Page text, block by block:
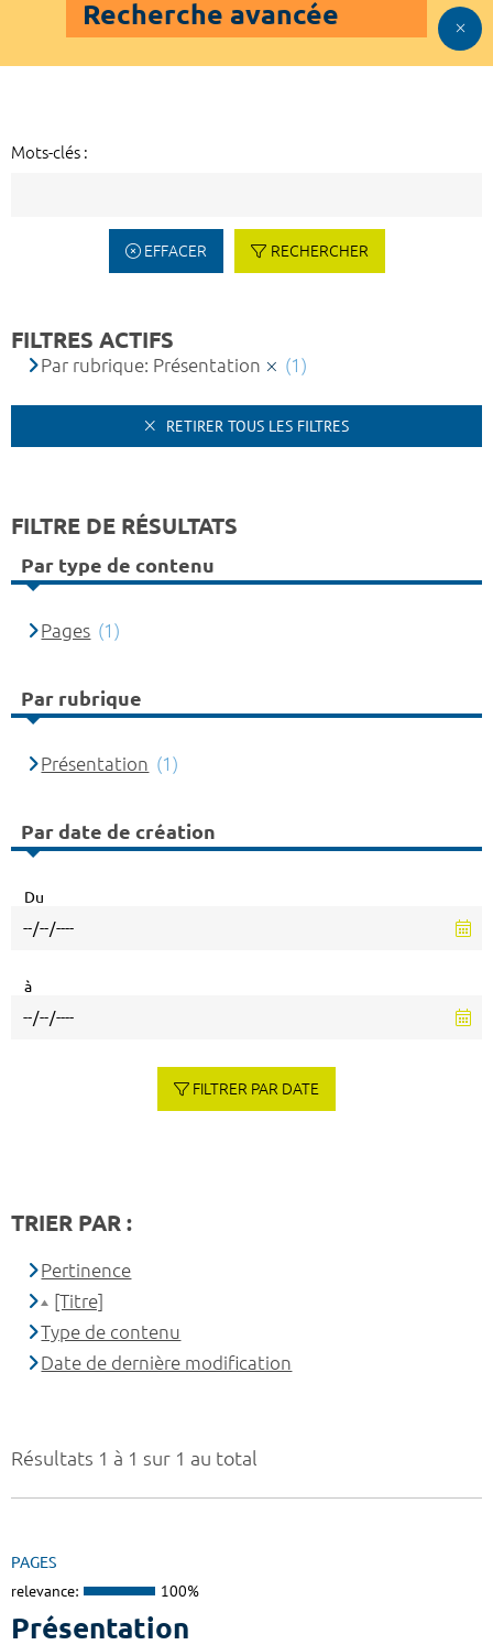
Recherche avancée
Mots-clés :
EFFACER RECHERCHER
Résultats 1 à 1 sur 1 au total
PAGES
relevance: 100%
Présentation
FILTRES ACTIFS
Par rubrique: Présentation (1)
RETIRER TOUS LES FILTRES
FILTRE DE RÉSULTATS
Par type de contenu
Pages (1)
Par rubrique
Présentation (1)
Par date de création
Du
à
FILTRER PAR DATE
TRIER PAR :
Pertinence
[Titre]
Type de contenu
Date de dernière modification